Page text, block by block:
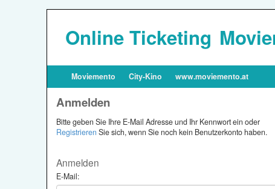
Online Ticketing
Moviemento City-Kino www.moviemento.at
Anmelden
Bitte geben Sie Ihre E-Mail Adresse und Ihr Kennwort ein oder
Registrieren Sie sich, wenn Sie noch kein Benutzerkonto haben.
Anmelden
E-Mail: